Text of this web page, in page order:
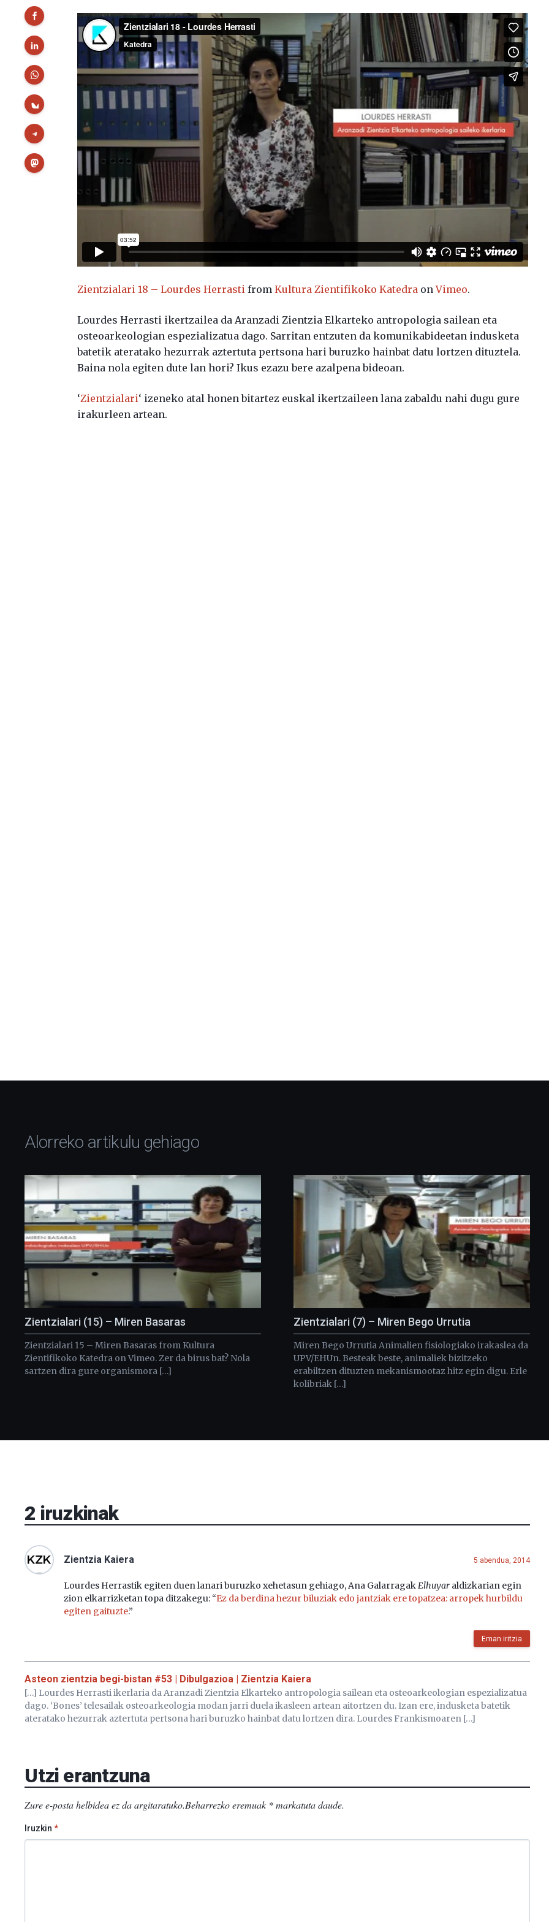
Zientzialari 18 – Lourdes Herrasti fromKultura Zientifikoko Katedra onVimeo.
Lourdes Herrasti ikertzailea da Aranzadi Zientzia Elkarteko antropologia sailean eta
osteoarkeologian espezializatua dago. Sarritan entzuten da komunikabideetan indusketa
batetik ateratako hezurrak aztertuta pertsona hari buruzko hainbat datu lortzen dituztela.
Baina nola egiten dute lan hori? Ikus ezazu bere azalpena bideoan.
‘Zientzialari‘ izeneko atal honen bitartez euskal ikertzaileen lana zabaldu nahi dugu gure
irakurleen artean.
Alorreko artikulu gehiago
Zientzialari (15) – Miren Basaras
Zientzialari 15 – Miren Basaras from Kultura
Zientifikoko Katedra on Vimeo. Zer da birus bat? Nola
sartzen dira gure organismora […]
Zientzialari (7) – Miren Bego Urrutia
Miren Bego Urrutia Animalien fisiologiako irakaslea da
UPV/EHUn. Besteak beste, animaliek bizitzeko
erabiltzen dituzten mekanismootaz hitz egin digu. Erle
kolibriak […]
2 iruzkinak
Zientzia Kaiera 5 abendua, 2014
Lourdes Herrastik egiten duen lanari buruzko xehetasun gehiago, Ana GalarragakElhuyar aldizkarian egin
zion elkarrizketan topa ditzakegu: “Ez da berdina hezur biluziak edo jantziak ere topatzea: arropek hurbildu
egiten gaituzte.”
Eman iritzia
Asteon zientzia begi-bistan #53 | Dibulgazioa | Zientzia Kaiera
[…] Lourdes Herrasti ikerlaria da Aranzadi Zientzia Elkarteko antropologia sailean eta osteoarkeologian espezializatua
dago. ‘Bones’ telesailak osteoarkeologia modan jarri duela ikasleen artean aitortzen du. Izan ere, indusketa batetik
ateratako hezurrak aztertuta pertsona hari buruzko hainbat datu lortzen dira. Lourdes Frankismoaren […]
Utzi erantzuna
Zure e-posta helbidea ez da argitaratuko.Beharrezko eremuak *markatuta daude.
Iruzkin*